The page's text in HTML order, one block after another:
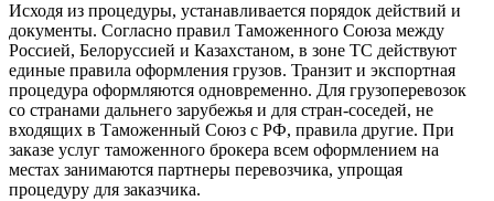
Исходя из процедуры, устанавливается порядок действий и
документы. Согласно правил Таможенного Союза между
Россией, Белоруссией и Казахстаном, в зоне ТС действуют
единые правила оформления грузов. Транзит и экспортная
процедура оформляются одновременно. Для грузоперевозок
со странами дальнего зарубежья и для стран-соседей, не
входящих в Таможенный Союз с РФ, правила другие. При
заказе услуг таможенного брокера всем оформлением на
местах занимаются партнеры перевозчика, упрощая
процедуру для заказчика.